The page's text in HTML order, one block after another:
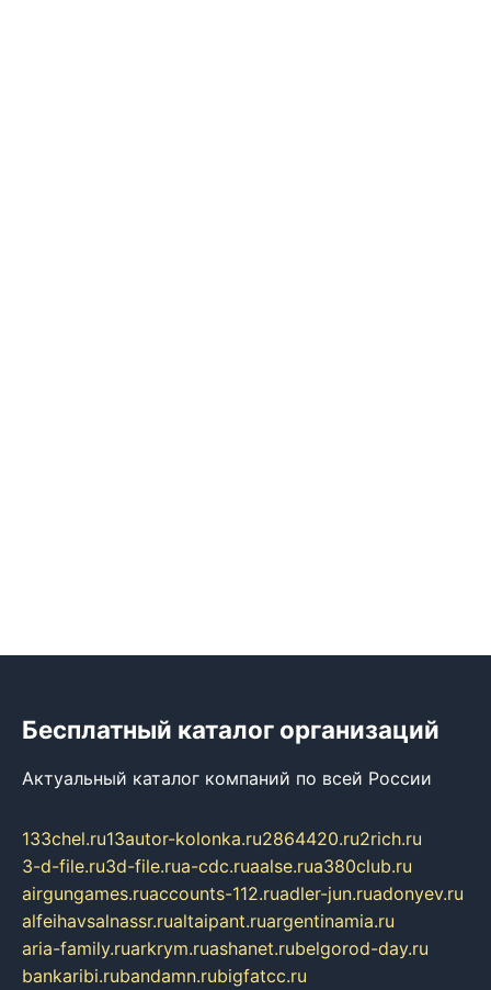
Бесплатный каталог организаций
Актуальный каталог компаний по всей России
133chel.ru13autor-kolonka.ru2864420.ru2rich.ru
3-d-file.ru3d-file.rua-cdc.ruaalse.rua380club.ru
airgungames.ruaccounts-112.ruadler-jun.ruadonyev.ru
alfeihavsalnassr.rualtaipant.ruargentinamia.ru
aria-family.ruarkrym.ruashanet.rubelgorod-day.ru
bankaribi.rubandamn.rubigfatcc.ru